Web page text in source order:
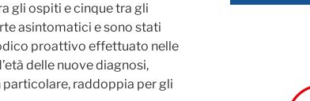
gli ospiti e cinque tra gli
asintomatici e sono stati
proattivo effettuato nelle
delle nuove diagnosi,
particolare, raddoppia per gli